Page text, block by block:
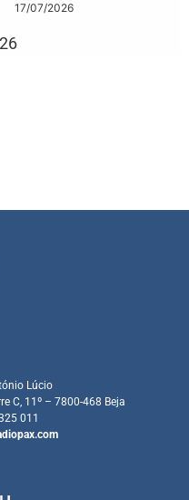
17/07/2026
Lúcio
C, 11º – 7800-468 Beja
011